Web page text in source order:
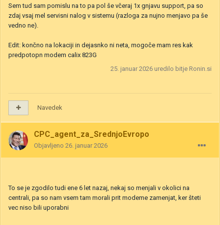
Sem tud sam pomislu na to pa pol še včeraj 1x gnjavu support, pa so
zdaj vsaj mel servisni nalog v sistemu (razloga za nujno menjavo pa še
vedno ne).
Edit: končno na lokaciji in dejasnko ni neta, mogoče mam res kak
predpotopn modem calix 823G
25. januar 2026 uredilo bitje Ronin.si
Navedek
CPC_agent_za_SrednjoEvropo
Objavljeno 26. januar 2026
To se je zgodilo tudi ene 6 let nazaj, nekaj so menjali v okolici na
centrali, pa so nam vsem tam morali prit modeme zamenjat, ker šteti
vec niso bili uporabni